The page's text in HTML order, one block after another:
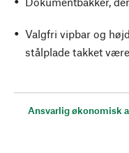
Valgfri vipbar og
stålplade takket
Ansvarlig økonomisk